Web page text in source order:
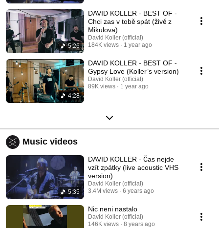
5:26
DAVID KOLLER - BEST OF -
Chci zas v tobě spát (živě z
Mikulova)
David Koller (official)
184K views
1 year ago
4:28
DAVID KOLLER - BEST OF -
Gypsy Love (Koller’s version)
David Koller (official)
89K views
1 year ago
Music videos
5:35
DAVID KOLLER - Čas nejde
vzít zpátky (live acoustic VHS
version)
David Koller (official)
3.4M views
6 years ago
Nic neni nastalo
David Koller (official)
146K views
8 years ago